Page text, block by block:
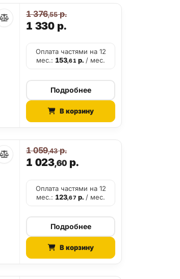
1 330 р.
1 376,55р.
Оплата частями на 12
мес.: 153,61 р./ мес.
Подробнее
В корзину
1 023,60 р.
1 059,43р.
Оплата частями на 12
мес.: 123,67 р./ мес.
Подробнее
В корзину